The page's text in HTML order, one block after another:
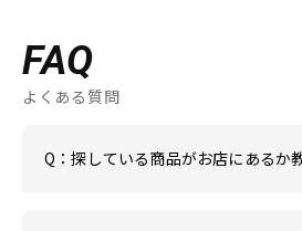
FAQ
よくある質問
Q：探している商品がお店にあるか